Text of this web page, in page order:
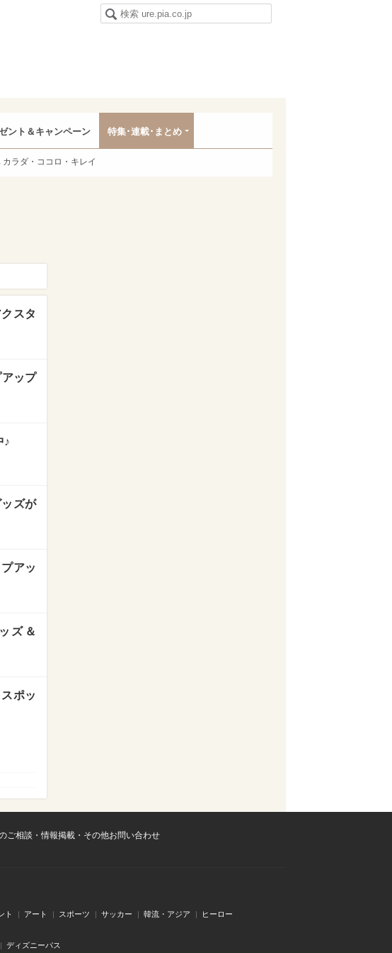
ント＆キャンペーン 特集･連載･まとめ
カラダ・ココロ・キレイ
スタ
ップ
♪
ズが
アッ
ズ＆
ポッ
ご相談・情報掲載・その他お問い合わせ
ト アート スポーツ サッカー 韓流・アジア ヒーロー
ディズニーパス